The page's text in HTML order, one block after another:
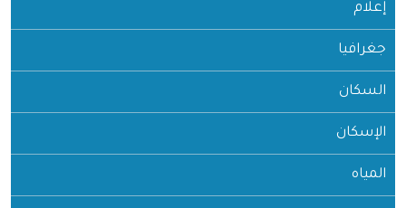
إعلام
جغرافيا
السكان
الإسكان
المياه